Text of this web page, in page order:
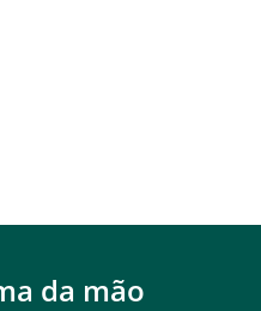
da mão